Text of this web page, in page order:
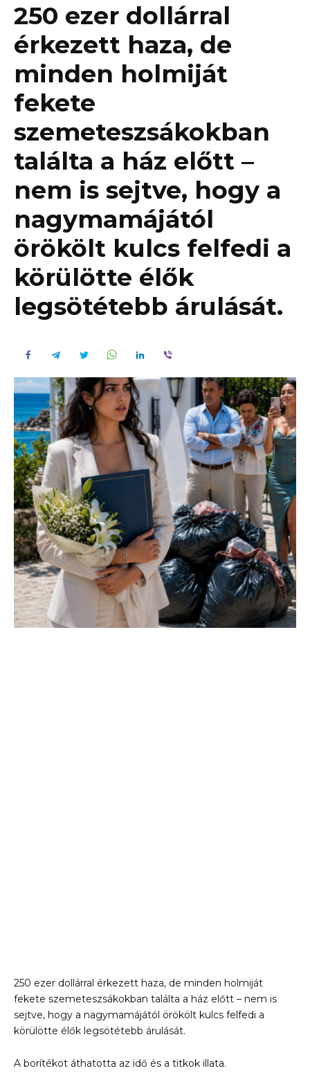
250 ezer dollárral
érkezett haza, de
minden holmiját
fekete
szemeteszsákokban
találta a ház előtt –
nem is sejtve, hogy a
nagymamájától
örökölt kulcs felfedi a
körülötte élők
legsötétebb árulását.
250 ezer dollárral érkezett haza, de minden holmiját
fekete szemeteszsákokban találta a ház előtt – nem is
sejtve, hogy a nagymamájától örökölt kulcs felfedi a
körülötte élők legsötétebb árulását.
A borítékot áthatotta az idő és a titkok illata.